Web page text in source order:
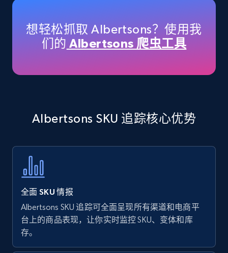
Title, Seller name, Brand, Description, Initial
price, Currency, Availability, Reviews count, and
more.
35.3K+ 5.7K+ 立即开始
Amazon products - find products by using
price, Currency, Availability, Reviews count, and
more.
5.7K+ 立即开始
Amazon Reviews
想轻松抓取 Albertsons？使用我
们的 Albertsons 爬虫工具
Albertsons SKU 追踪核心优势
全面 SKU 情报
Albertsons SKU 追踪可全面呈现所有渠道和电商平
台上的商品表现，让你实时监控 SKU、变体和库
存。